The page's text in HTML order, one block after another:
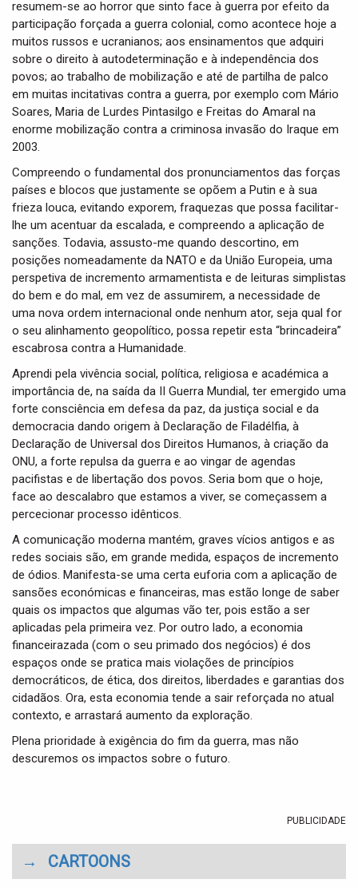
resumem-se ao horror que sinto face à guerra por efeito da
participação forçada a guerra colonial, como acontece hoje a
muitos russos e ucranianos; aos ensinamentos que adquiri
sobre o direito à autodeterminação e à independência dos
povos; ao trabalho de mobilização e até de partilha de palco
em muitas incitativas contra a guerra, por exemplo com Mário
Soares, Maria de Lurdes Pintasilgo e Freitas do Amaral na
enorme mobilização contra a criminosa invasão do Iraque em
2003.
Compreendo o fundamental dos pronunciamentos das forças
países e blocos que justamente se opõem a Putin e à sua
frieza louca, evitando exporem, fraquezas que possa facilitar-
lhe um acentuar da escalada, e compreendo a aplicação de
sanções. Todavia, assusto-me quando descortino, em
posições nomeadamente da NATO e da União Europeia, uma
perspetiva de incremento armamentista e de leituras simplistas
do bem e do mal, em vez de assumirem, a necessidade de
uma nova ordem internacional onde nenhum ator, seja qual for
o seu alinhamento geopolítico, possa repetir esta “brincadeira”
escabrosa contra a Humanidade.
Aprendi pela vivência social, política, religiosa e académica a
importância de, na saída da II Guerra Mundial, ter emergido uma
forte consciência em defesa da paz, da justiça social e da
democracia dando origem à Declaração de Filadélfia, à
Declaração de Universal dos Direitos Humanos, à criação da
ONU, a forte repulsa da guerra e ao vingar de agendas
pacifistas e de libertação dos povos. Seria bom que o hoje,
face ao descalabro que estamos a viver, se começassem a
percecionar processo idênticos.
A comunicação moderna mantém, graves vícios antigos e as
redes sociais são, em grande medida, espaços de incremento
de ódios. Manifesta-se uma certa euforia com a aplicação de
sansões económicas e financeiras, mas estão longe de saber
quais os impactos que algumas vão ter, pois estão a ser
aplicadas pela primeira vez. Por outro lado, a economia
financeirazada (com o seu primado dos negócios) é dos
espaços onde se pratica mais violações de princípios
democráticos, de ética, dos direitos, liberdades e garantias dos
cidadãos. Ora, esta economia tende a sair reforçada no atual
contexto, e arrastará aumento da exploração.
Plena prioridade à exigência do fim da guerra, mas não
descuremos os impactos sobre o futuro.
PUBLICIDADE
→ CARTOONS